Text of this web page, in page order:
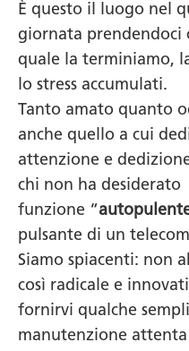
È questo il luogo nel
giornata prendendoci
quale la terminiamo,
lo stress accumulati.
Tanto amato quanto
anche quello a cui
attenzione e
chi non ha desiderato
funzione “
pulsante di un
Siamo spiacenti: non
così radicale e
fornirvi qualche
manutenzione